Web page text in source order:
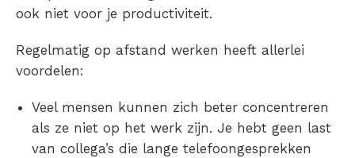
ook niet voor je productiviteit.
Regelmatig op afstand werken heeft allerlei
voordelen:
Veel mensen kunnen zich beter concentreren
als ze niet op het werk zijn. Je hebt geen last
van collega’s die lange telefoongesprekken